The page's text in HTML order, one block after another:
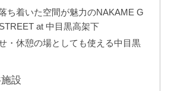
ち着いた空間が魅力のNAKAME G
at 中目黒高架下
・休憩の場としても使える中目黒
設